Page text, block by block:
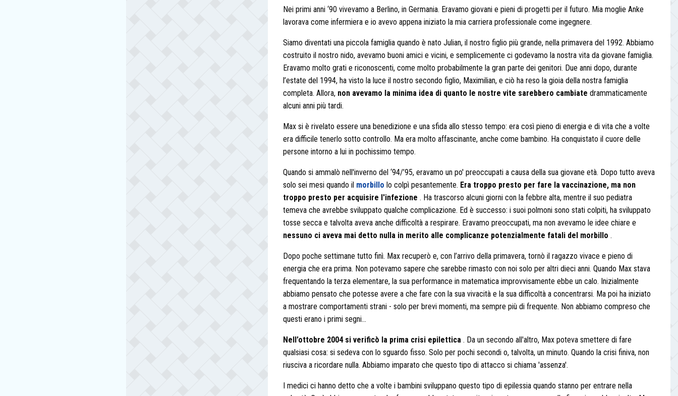
Nei primi anni ‘90 vivevamo a Berlino, in Germania. Eravamo giovani e pieni di progetti per il futuro. Mia moglie Anke
lavorava come infermiera e io avevo appena iniziato la mia carriera professionale come ingegnere.
Siamo diventati una piccola famiglia quando è nato Julian, il nostro figlio più grande, nella primavera del 1992. Abbiamo
costruito il nostro nido, avevamo buoni amici e vicini, e semplicemente ci godevamo la nostra vita da giovane famiglia.
Eravamo molto grati e riconoscenti, come molto probabilmente la gran parte dei genitori. Due anni dopo, durante
l’estate del 1994, ha visto la luce il nostro secondo figlio, Maximilian, e ciò ha reso la gioia della nostra famiglia
completa. Allora, non avevamo la minima idea di quanto le nostre vite sarebbero cambiate drammaticamente
alcuni anni più tardi.
Max si è rivelato essere una benedizione e una sfida allo stesso tempo: era così pieno di energia e di vita che a volte
era difficile tenerlo sotto controllo. Ma era molto affascinante, anche come bambino. Ha conquistato il cuore delle
persone intorno a lui in pochissimo tempo.
Quando si ammalò nell'inverno del ‘94/’95, eravamo un po' preoccupati a causa della sua giovane età. Dopo tutto aveva
solo sei mesi quando il morbillo lo colpì pesantemente. Era troppo presto per fare la vaccinazione, ma non
troppo presto per acquisire l'infezione . Ha trascorso alcuni giorni con la febbre alta, mentre il suo pediatra
temeva che avrebbe sviluppato qualche complicazione. Ed è successo: i suoi polmoni sono stati colpiti, ha sviluppato
tosse secca e talvolta aveva anche difficoltà a respirare. Eravamo preoccupati, ma non avevamo le idee chiare e
nessuno ci aveva mai detto nulla in merito alle complicanze potenzialmente fatali del morbillo .
Dopo poche settimane tutto finì. Max recuperò e, con l’arrivo della primavera, tornò il ragazzo vivace e pieno di
energia che era prima. Non potevamo sapere che sarebbe rimasto con noi solo per altri dieci anni. Quando Max stava
frequentando la terza elementare, la sua performance in matematica improvvisamente ebbe un calo. Inizialmente
abbiamo pensato che potesse avere a che fare con la sua vivacità e la sua difficoltà a concentrarsi. Ma poi ha iniziato
a mostrare comportamenti strani - solo per brevi momenti, ma sempre più di frequente. Non abbiamo compreso che
questi erano i primi segni...
Nell’ottobre 2004 si verificò la prima crisi epilettica . Da un secondo all'altro, Max poteva smettere di fare
qualsiasi cosa: si sedeva con lo sguardo fisso. Solo per pochi secondi o, talvolta, un minuto. Quando la crisi finiva, non
riusciva a ricordare nulla. Abbiamo imparato che questo tipo di attacco si chiama 'assenza'.
I medici ci hanno detto che a volte i bambini sviluppano questo tipo di epilessia quando stanno per entrare nella